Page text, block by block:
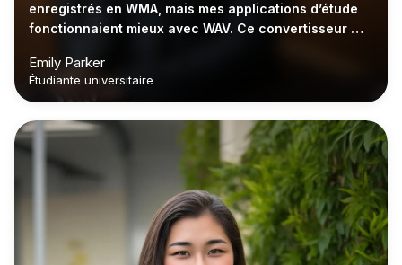
enregistrés en WMA, mais mes applications d’étude
fonctionnaient mieux avec WAV. Ce convertisseur m’a
Emily Parker
Étudiante universitaire